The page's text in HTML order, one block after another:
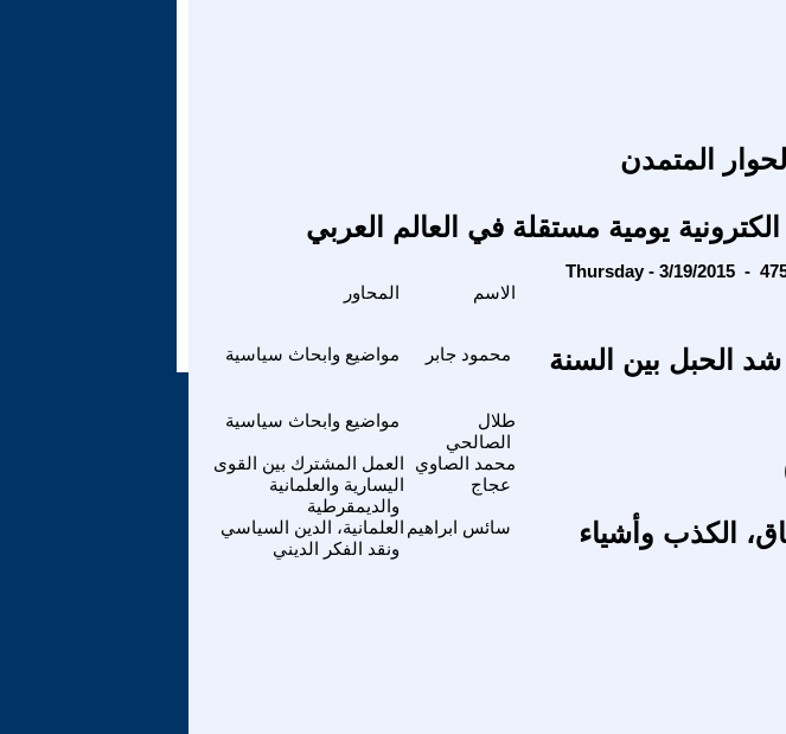
الحوار المتمدن
يومية مستقلة في العالم العربي
الاسم
مواضيع وابحاث سياسية محمود جابر
الحبل بين السنة
مواضيع وابحاث سياسية
طلال
الصالحي
العمل المشترك بين القوى
اليسارية والعلمانية
والديمقرطية
محمد الصاوي
عجاج
العلمانية، الدين السياسي
ونقد الفكر الديني
سائس ابراهيم
النفاق، الكذب وأشياء